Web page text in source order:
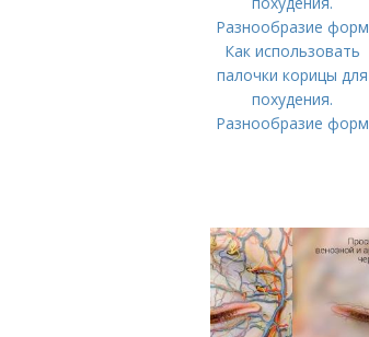
Как использовать
палочки корицы для
похудения.
Разнообразие форм